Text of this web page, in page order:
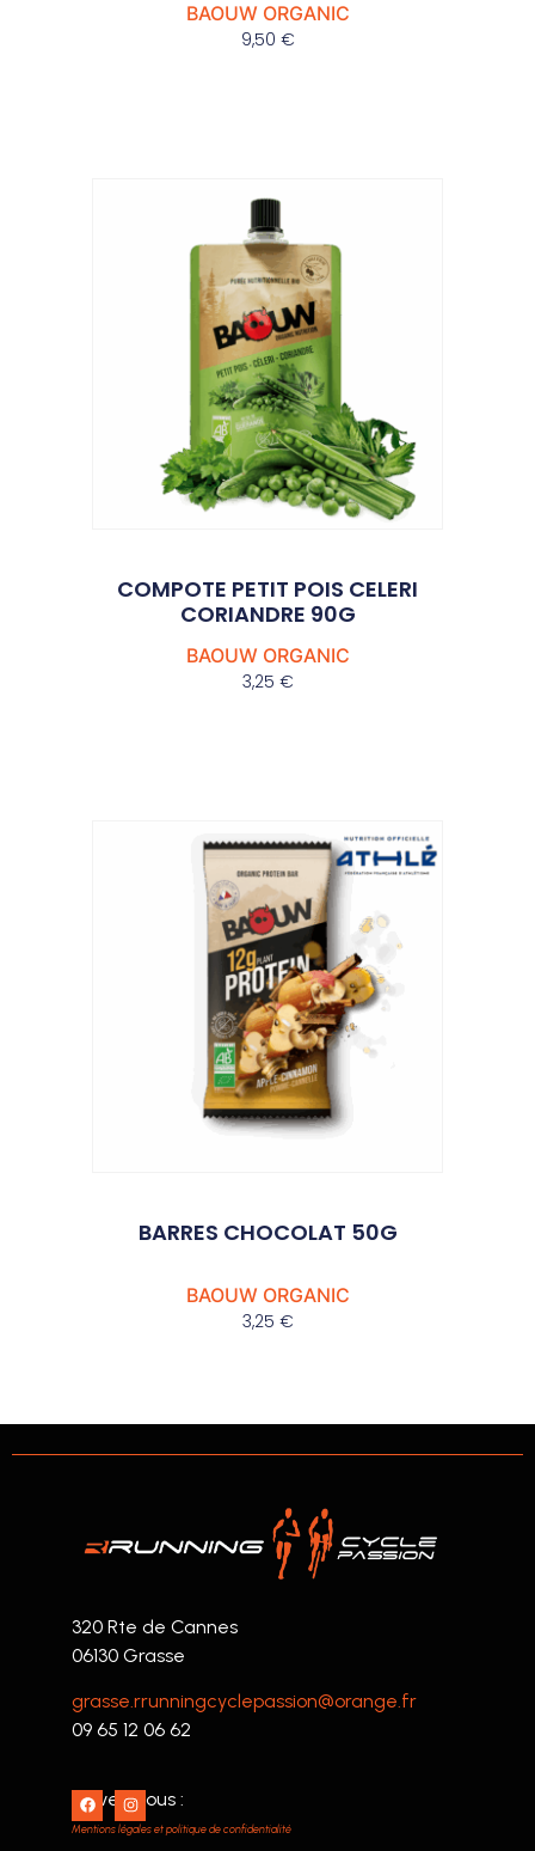
BAOUW ORGANIC
9,50 €
COMPOTE PETIT POIS CELERI
CORIANDRE 90G
BAOUW ORGANIC
3,25 €
BARRES CHOCOLAT 50G
BAOUW ORGANIC
3,25 €
320 Rte de Cannes
06130 Grasse
grasse.rrunningcyclepassion@orange.fr
09 65 12 06 62
Suivez nous :
Mentions légales et politique de confidentialité